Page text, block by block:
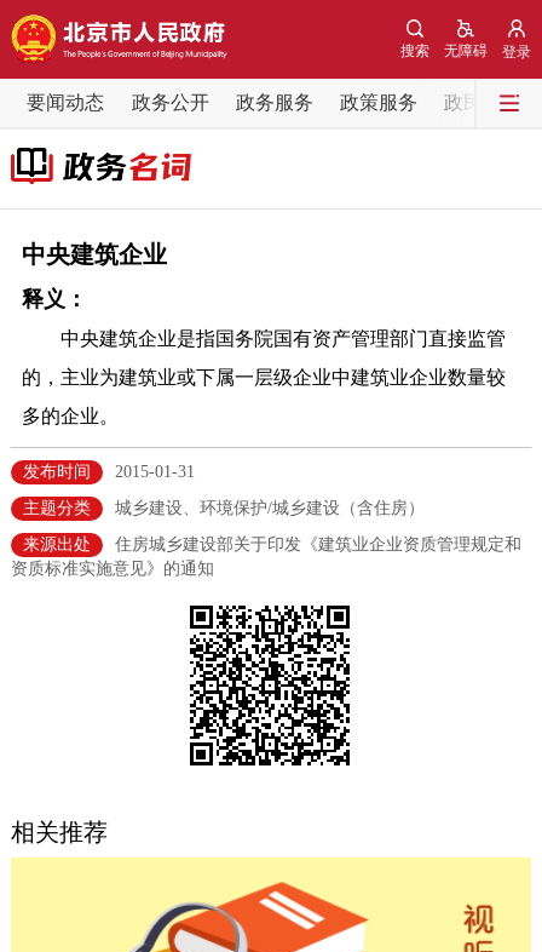
登录
无障碍
搜索
要闻动态 政务公开 政务服务 政策服务 政民互动
要闻动态
党中央精神
各区热点
政务公开
市领导
政策兑现 政策解读 回应关切
决策公开
法人服务
利企服务
中介服务
中央建筑企业
释义：
中央建筑企业是指国务院国有资产管理部门直接监管
的，主业为建筑业或下属一层级企业中建筑业企业数量较
多的企业。
发布时间
2015-01-31
主题分类
城乡建设、环境保护/城乡建设（含住房）
来源出处
住房城乡建设部关于印发《建筑业企业资质管理规定和
资质标准实施意见》的通知
相关推荐